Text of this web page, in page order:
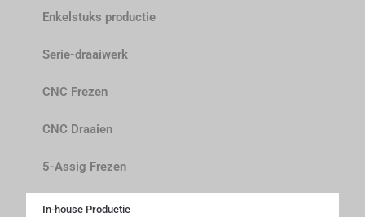
Enkelstuks productie
Serie-draaiwerk
CNC Frezen
CNC Draaien
5-Assig Frezen
In-house Productie